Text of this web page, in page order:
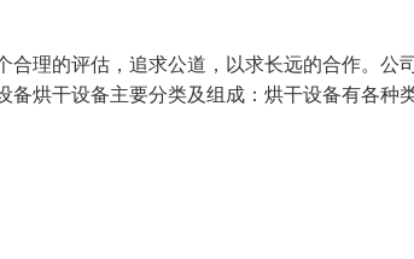
理的评估，追求公道，以求长远的合作。公
烘干设备主要分类及组成：烘干设备有各种